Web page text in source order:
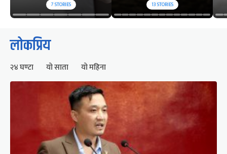
7STORIES 13STORIES
लोकप्रिय
२४ घण्टा यो साता यो महिना